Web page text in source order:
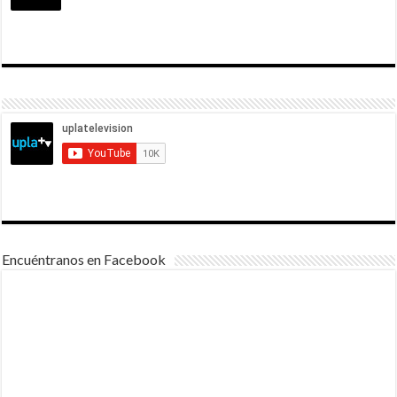
Encuéntranos en Facebook